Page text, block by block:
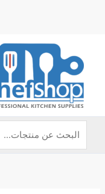
عن: